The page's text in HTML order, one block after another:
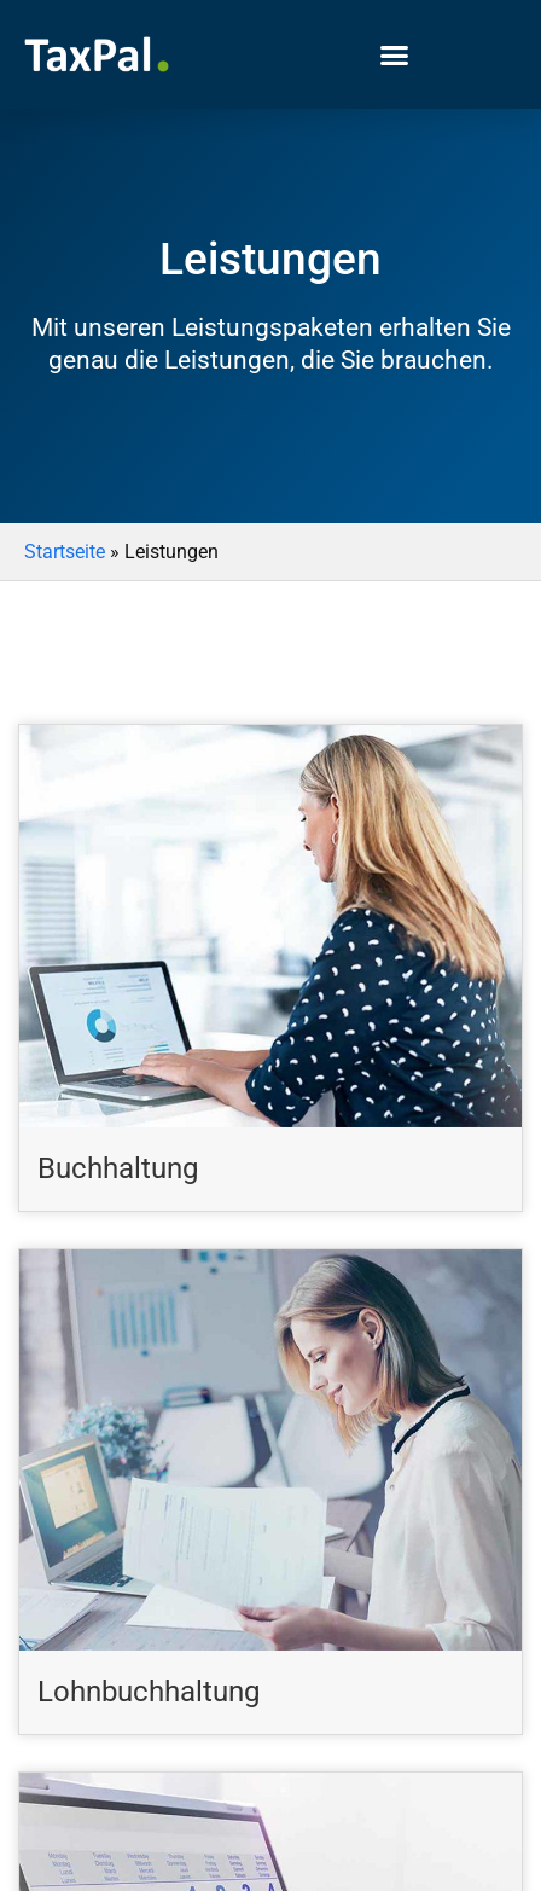
Leistungen
Mit unseren Leistungspaketen erhalten Sie
genau die Leistungen, die Sie brauchen.
Startseite » Leistungen
Buchhaltung
Lohnbuchhaltung